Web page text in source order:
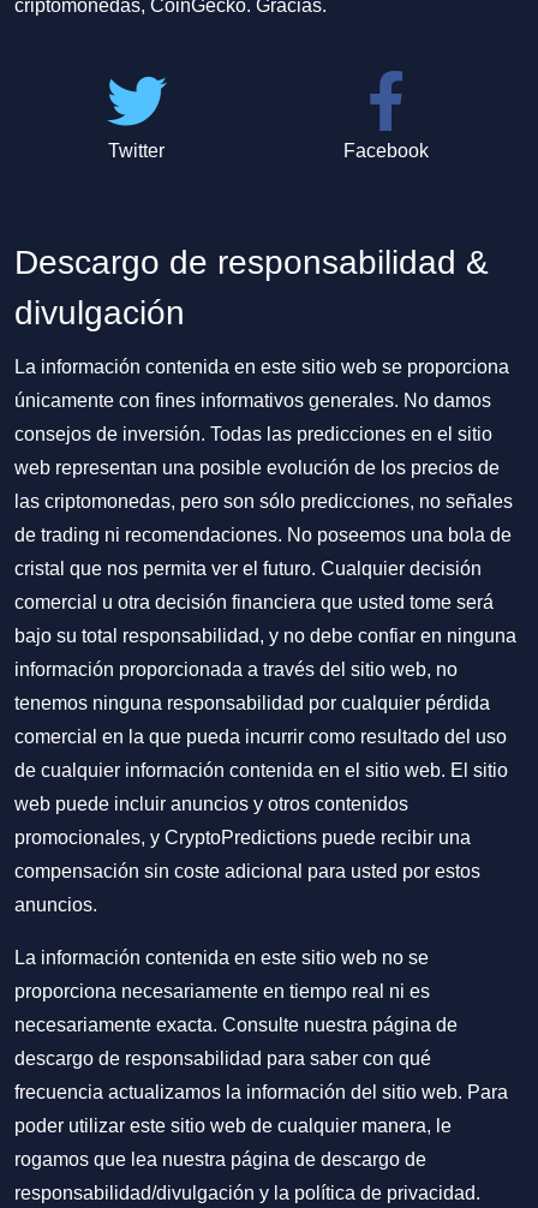
criptomonedas, CoinGecko. Gracias.
Twitter Facebook
Descargo de responsabilidad &
divulgación
La información contenida en este sitio web se proporciona
únicamente con fines informativos generales. No damos
consejos de inversión. Todas las predicciones en el sitio
web representan una posible evolución de los precios de
las criptomonedas, pero son sólo predicciones, no señales
de trading ni recomendaciones. No poseemos una bola de
cristal que nos permita ver el futuro. Cualquier decisión
comercial u otra decisión financiera que usted tome será
bajo su total responsabilidad, y no debe confiar en ninguna
información proporcionada a través del sitio web, no
tenemos ninguna responsabilidad por cualquier pérdida
comercial en la que pueda incurrir como resultado del uso
de cualquier información contenida en el sitio web. El sitio
web puede incluir anuncios y otros contenidos
promocionales, y CryptoPredictions puede recibir una
compensación sin coste adicional para usted por estos
anuncios.
La información contenida en este sitio web no se
proporciona necesariamente en tiempo real ni es
necesariamente exacta. Consulte nuestra página de
descargo de responsabilidad para saber con qué
frecuencia actualizamos la información del sitio web. Para
poder utilizar este sitio web de cualquier manera, le
rogamos que lea nuestra página de descargo de
responsabilidad/divulgación y la política de privacidad.